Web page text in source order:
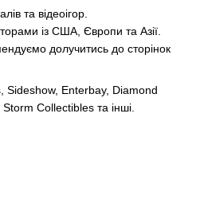
та відеоігор.
із США, Європи та Азії.
долучитись до сторінок
, Sideshow, Enterbay, Diamond
Storm Collectibles та інші.